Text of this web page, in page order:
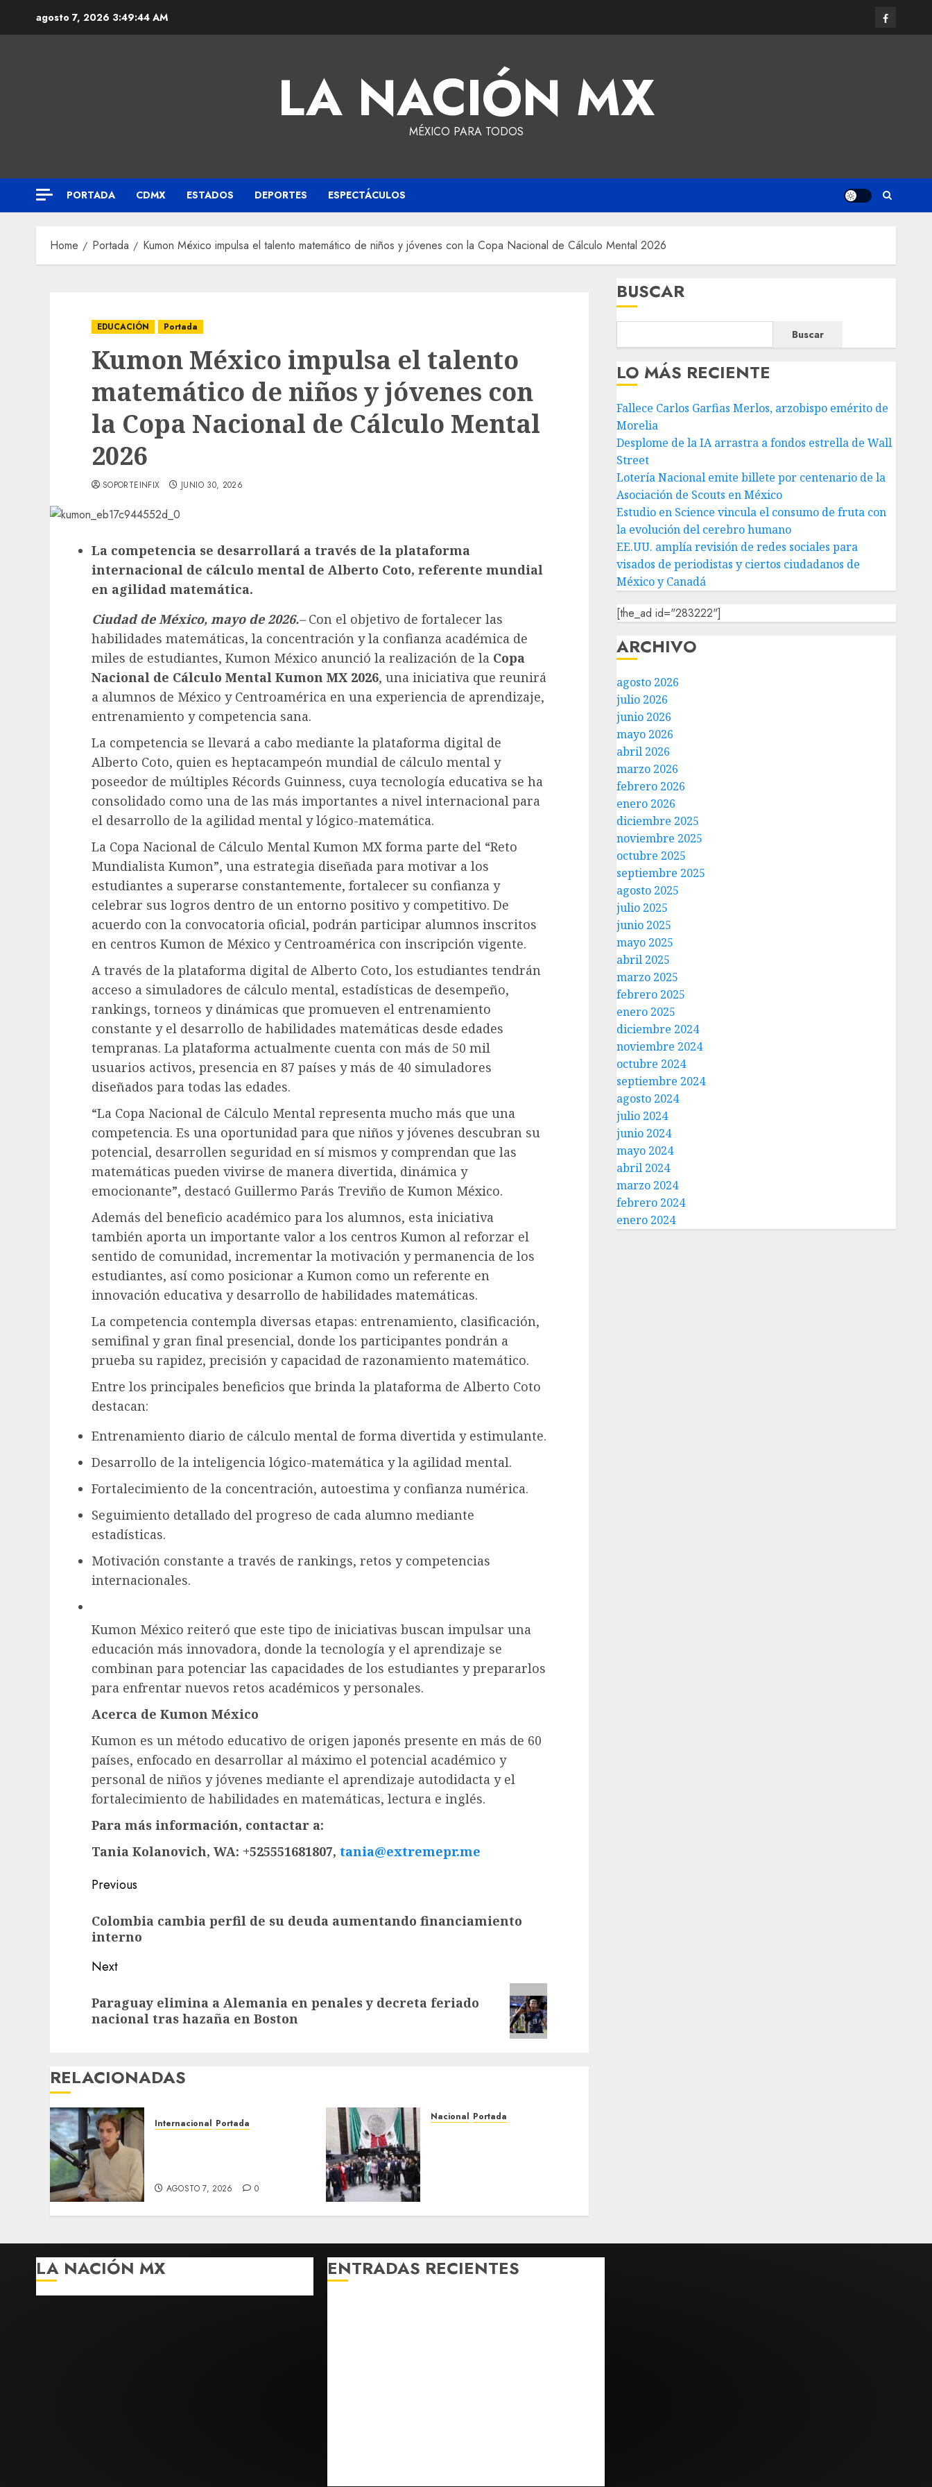
agosto 7, 2026 3:49:44 AM
LA NACIÓN MX
MÉXICO PARA TODOS
PORTADA CDMX ESTADOS DEPORTES ESPECTÁCULOS
Home Portada Kumon México impulsa el talento matemático de niños y jóvenes con la Copa Nacional de Cálculo Mental 2026
EDUCACIÓN Portada
Kumon México impulsa el talento
matemático de niños y jóvenes con
la Copa Nacional de Cálculo Mental
2026
SOPORTEINFIX JUNIO 30, 2026
La competencia se desarrollará a través de la plataforma
internacional de cálculo mental de Alberto Coto, referente mundial
en agilidad matemática.
Ciudad de México, mayo de 2026.–Con el objetivo de fortalecer las
habilidades matemáticas, la concentración y la confianza académica de
miles de estudiantes, Kumon México anunció la realización de la Copa
Nacional de Cálculo Mental Kumon MX 2026, una iniciativa que reunirá
a alumnos de México y Centroamérica en una experiencia de aprendizaje,
entrenamiento y competencia sana.
La competencia se llevará a cabo mediante la plataforma digital de
Alberto Coto, quien es heptacampeón mundial de cálculo mental y
poseedor de múltiples Récords Guinness, cuya tecnología educativa se ha
consolidado como una de las más importantes a nivel internacional para
el desarrollo de la agilidad mental y lógico-matemática.
La Copa Nacional de Cálculo Mental Kumon MX forma parte del “Reto
Mundialista Kumon”, una estrategia diseñada para motivar a los
estudiantes a superarse constantemente, fortalecer su confianza y
celebrar sus logros dentro de un entorno positivo y competitivo. De
acuerdo con la convocatoria oficial, podrán participar alumnos inscritos
en centros Kumon de México y Centroamérica con inscripción vigente.
A través de la plataforma digital de Alberto Coto, los estudiantes tendrán
acceso a simuladores de cálculo mental, estadísticas de desempeño,
rankings, torneos y dinámicas que promueven el entrenamiento
constante y el desarrollo de habilidades matemáticas desde edades
tempranas. La plataforma actualmente cuenta con más de 50 mil
usuarios activos, presencia en 87 países y más de 40 simuladores
diseñados para todas las edades.
“La Copa Nacional de Cálculo Mental representa mucho más que una
competencia. Es una oportunidad para que niños y jóvenes descubran su
potencial, desarrollen seguridad en sí mismos y comprendan que las
matemáticas pueden vivirse de manera divertida, dinámica y
emocionante”, destacó Guillermo Parás Treviño de Kumon México.
Además del beneficio académico para los alumnos, esta iniciativa
también aporta un importante valor a los centros Kumon al reforzar el
sentido de comunidad, incrementar la motivación y permanencia de los
estudiantes, así como posicionar a Kumon como un referente en
innovación educativa y desarrollo de habilidades matemáticas.
La competencia contempla diversas etapas: entrenamiento, clasificación,
semifinal y gran final presencial, donde los participantes pondrán a
prueba su rapidez, precisión y capacidad de razonamiento matemático.
Entre los principales beneficios que brinda la plataforma de Alberto Coto
destacan:
Entrenamiento diario de cálculo mental de forma divertida y estimulante.
Desarrollo de la inteligencia lógico-matemática y la agilidad mental.
Fortalecimiento de la concentración, autoestima y confianza numérica.
Seguimiento detallado del progreso de cada alumno mediante
estadísticas.
Motivación constante a través de rankings, retos y competencias
internacionales.
Kumon México reiteró que este tipo de iniciativas buscan impulsar una
educación más innovadora, donde la tecnología y el aprendizaje se
combinan para potenciar las capacidades de los estudiantes y prepararlos
para enfrentar nuevos retos académicos y personales.
Acerca de Kumon México
Kumon es un método educativo de origen japonés presente en más de 60
países, enfocado en desarrollar al máximo el potencial académico y
personal de niños y jóvenes mediante el aprendizaje autodidacta y el
fortalecimiento de habilidades en matemáticas, lectura e inglés.
Para más información, contactar a:
Tania Kolanovich, WA: +525551681807, tania@extremepr.me
Previous
Colombia cambia perfil de su deuda aumentando financiamiento
interno
Next
Paraguay elimina a Alemania en penales y decreta feriado
nacional tras hazaña en Boston
RELACIONADAS
Internacional Portada
AGOSTO 7, 2026 0
Nacional Portada
BUSCAR
Buscar
LO MÁS RECIENTE
Fallece Carlos Garfias Merlos, arzobispo emérito de
Morelia
Desplome de la IA arrastra a fondos estrella de Wall
Street
Lotería Nacional emite billete por centenario de la
Asociación de Scouts en México
Estudio en Science vincula el consumo de fruta con
la evolución del cerebro humano
EE.UU. amplía revisión de redes sociales para
visados de periodistas y ciertos ciudadanos de
México y Canadá
[the_ad id="283222"]
ARCHIVO
agosto 2026
julio 2026
junio 2026
mayo 2026
abril 2026
marzo 2026
febrero 2026
enero 2026
diciembre 2025
noviembre 2025
octubre 2025
septiembre 2025
agosto 2025
julio 2025
junio 2025
mayo 2025
abril 2025
marzo 2025
febrero 2025
enero 2025
diciembre 2024
noviembre 2024
octubre 2024
septiembre 2024
agosto 2024
julio 2024
junio 2024
mayo 2024
abril 2024
marzo 2024
febrero 2024
enero 2024
LA NACIÓN MX ENTRADAS RECIENTES